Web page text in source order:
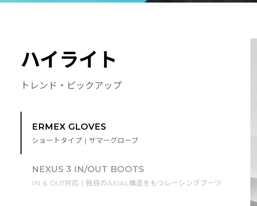
ハイライト
トレンド・ピックアップ
ERMEX GLOVES
ショートタイプ | サマーグローブ
NEXUS 3 IN/OUT BOOTS
IN & OUT対応 | 独自のAXIAL構造をもつレーシングブーツ